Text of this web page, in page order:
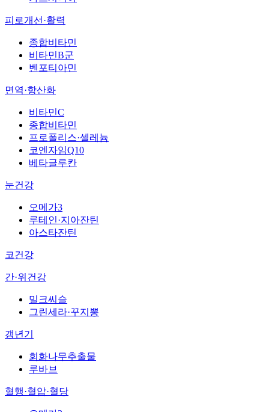
피로개선·활력
종합비타민
비타민B군
벤포티아민
면역·항산화
비타민C
종합비타민
프로폴리스·셀레늄
코엔자임Q10
베타글루칸
눈건강
오메가3
루테인·지아잔틴
아스타잔틴
코건강
간·위건강
밀크씨슬
그린세라·꾸지뽕
갱년기
회화나무추출물
루바브
혈행·혈압·혈당